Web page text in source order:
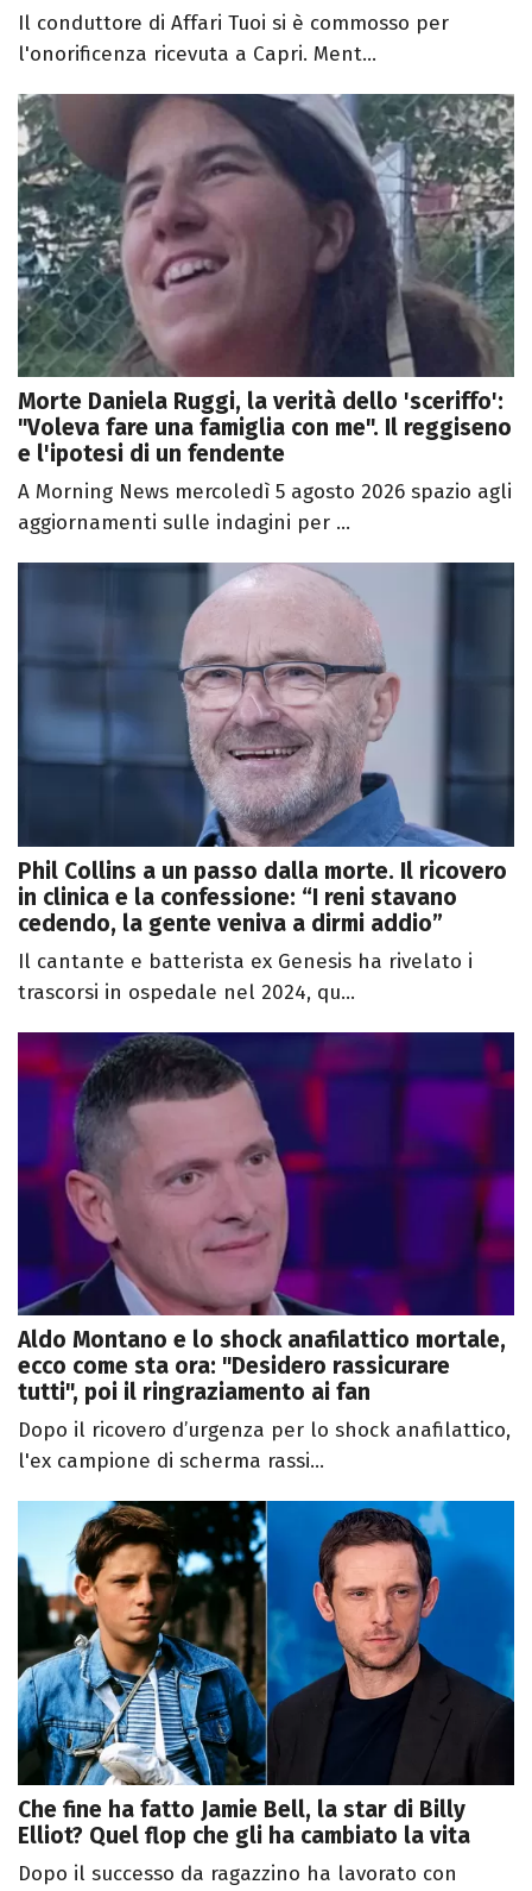
Il conduttore di Affari Tuoi si è commosso per
l'onorificenza ricevuta a Capri. Ment...
Morte Daniela Ruggi, la verità dello 'sceriffo':
"Voleva fare una famiglia con me". Il reggiseno
e l'ipotesi di un fendente
A Morning News mercoledì 5 agosto 2026 spazio agli
aggiornamenti sulle indagini per ...
Phil Collins a un passo dalla morte. Il ricovero
in clinica e la confessione: “I reni stavano
cedendo, la gente veniva a dirmi addio”
Il cantante e batterista ex Genesis ha rivelato i
trascorsi in ospedale nel 2024, qu...
Aldo Montano e lo shock anafilattico mortale,
ecco come sta ora: "Desidero rassicurare
tutti", poi il ringraziamento ai fan
Dopo il ricovero d’urgenza per lo shock anafilattico,
l'ex campione di scherma rassi...
Che fine ha fatto Jamie Bell, la star di Billy
Elliot? Quel flop che gli ha cambiato la vita
Dopo il successo da ragazzino ha lavorato con